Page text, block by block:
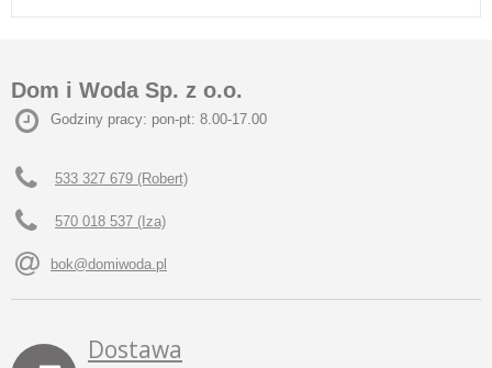
Dom i Woda Sp. z o.o.
Godziny pracy: pon-pt: 8.00-17.00
533 327 679 (Robert)
570 018 537 (Iza)
bok@domiwoda.pl
Dostawa